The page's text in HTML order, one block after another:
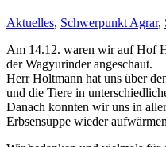
Aktuelles, Schwerpunkt Agrar,
Am 14.12. waren wir auf Hof
der Wagyurinder angeschaut.
Herr Holtmann hat uns über
und die Tiere in
Danach konnten wir uns in
Erbsensuppe wieder